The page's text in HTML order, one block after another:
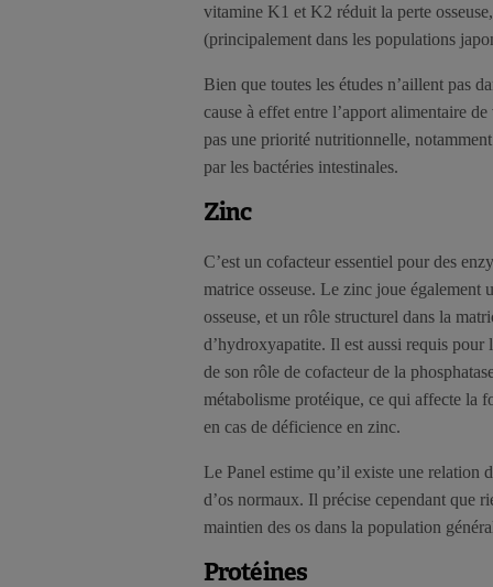
vitamine K1 et K2 réduit la perte
(principalement dans les populations
Bien que toutes les études n’aillent pas
cause à effet entre l’apport alimentaire
pas une priorité nutritionnelle,
par les bactéries intestinales.
Zinc
C’est un cofacteur essentiel pour des
matrice osseuse. Le zinc joue
osseuse, et un rôle structurel dans la
d’hydroxyapatite. Il est aussi requis pour
de son rôle de cofacteur de la
métabolisme protéique, ce qui affecte la
en cas de déficience en zinc.
Le Panel estime qu’il existe une relation
d’os normaux. Il précise cependant que
maintien des os dans la population
Protéines